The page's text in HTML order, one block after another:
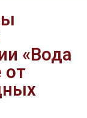
«Вода
от